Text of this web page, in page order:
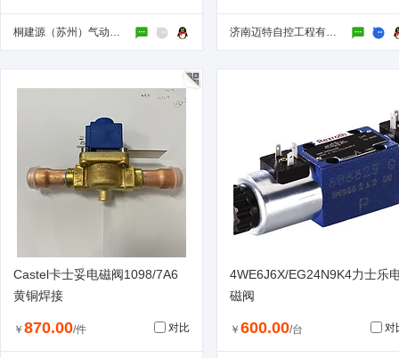
桐建源（苏州）气动液压有限公司 济南迈特自控工程有限公司
Castel卡士妥电磁阀1098/7A6
黄铜焊接
￥ 870.00/件 对比
4WE6J6X/EG24N9K4力士乐
磁阀
￥ 600.00/台 对